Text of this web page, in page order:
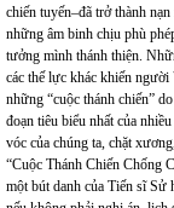
chiến tuyến–đã trở thành
những âm binh chịu phù
tưởng mình thánh thiện.
các thế lực khác khiến người
những “cuộc thánh chiến”
đoạn tiêu biểu nhất của
vóc của chúng ta, chặt
“Cuộc Thánh Chiến Chống
một bút danh của Tiến sĩ Sử